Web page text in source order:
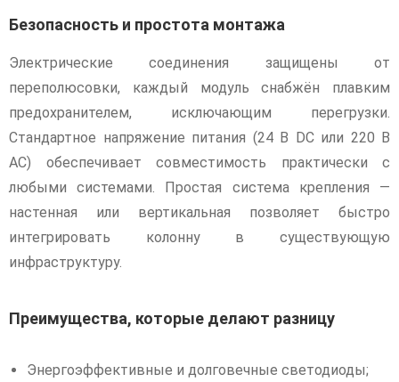
Безопасность и простота монтажа
Электрические соединения защищены от
переполюсовки, каждый модуль снабжён плавким
предохранителем, исключающим перегрузки.
Стандартное напряжение питания (24 В DC или 220 В
AC) обеспечивает совместимость практически с
любыми системами. Простая система крепления —
настенная или вертикальная позволяет быстро
интегрировать колонну в существующую
инфраструктуру.
Преимущества, которые делают разницу
Энергоэффективные и долговечные светодиоды;